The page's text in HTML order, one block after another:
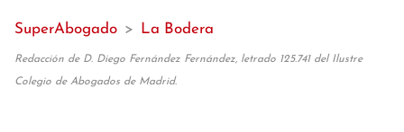
SuperAbogado > La Bodera
Redacción de D. Diego Fernández Fernández, letrado 125.741 del Ilustre
Colegio de Abogados de Madrid.